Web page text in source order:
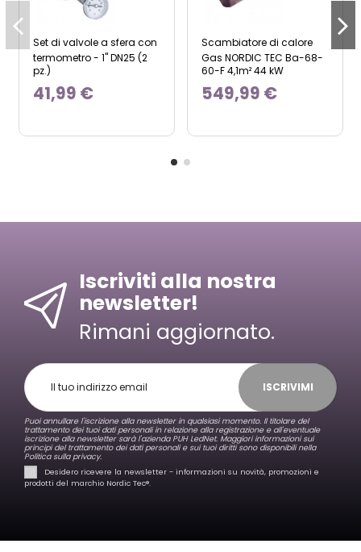
Set di valvole a sfera con
termometro - 1" DN25 (2
pz.)
41,99 €
Scambiatore di calore
Gas NORDIC TEC Ba-68-
60-F 4,1m² 44 kW
549,99 €
Iscriviti alla nostra
newsletter!
Rimani aggiornato.
ISCRIVIMI
Puoi annullare l'iscrizione alla newsletter in qualsiasi momento. Il titolare del
trattamento dei tuoi dati personali in relazione alla registrazione e all'eventuale
iscrizione alla newsletter sarà l'azienda PUH LedNet. Maggiori informazioni sui
principi del trattamento dei dati personali e sui tuoi diritti sono disponibili nella
Politica sulla privacy.
Desidero ricevere la newsletter - informazioni su novità, promozioni e
prodotti del marchio Nordic Tec®️.